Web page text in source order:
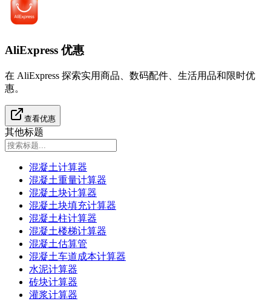
AliExpress 优惠
在 AliExpress 探索实用商品、数码配件、生活用品和限时优
惠。
查看优惠
其他标题
混凝土计算器
混凝土重量计算器
混凝土块计算器
混凝土块填充计算器
混凝土柱计算器
混凝土楼梯计算器
混凝土估算管
混凝土车道成本计算器
水泥计算器
砖块计算器
灌浆计算器